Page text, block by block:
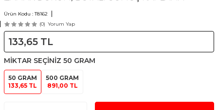
Ürün Kodu :T8162
(0) Yorum Yap
133,65 TL
MİKTAR SEÇİNİZ 50 GRAM
50 GRAM
133,65 TL
500 GRAM
891,00 TL